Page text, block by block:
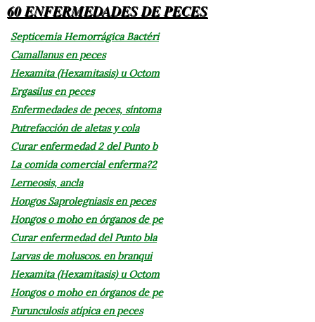
60 ENFERMEDADES DE PECES
Septicemia Hemorrágica Bactéri
Camallanus en peces
Hexamita (Hexamitasis) u Octom
Ergasilus en peces
Enfermedades de peces, síntoma
Putrefacción de aletas y cola
Curar enfermedad 2 del Punto b
La comida comercial enferma?2
Lerneosis, ancla
Hongos Saprolegniasis en peces
Hongos o moho en órganos de pe
Curar enfermedad del Punto bla
Larvas de moluscos. en branqui
Hexamita (Hexamitasis) u Octom
Hongos o moho en órganos de pe
Furunculosis atípica en peces